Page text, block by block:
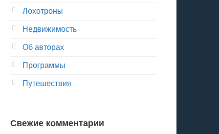
Лохотроны
Недвижимость
Об авторах
Программы
Путешествия
Свежие комментарии